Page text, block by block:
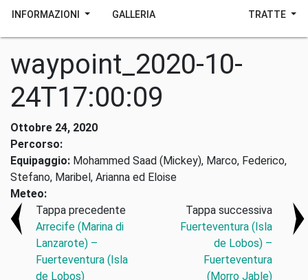
INFORMAZIONI GALLERIA TRATTE
waypoint_2020-10-
24T17:00:09
Ottobre 24, 2020
Percorso:
Equipaggio: Mohammed Saad (Mickey), Marco, Federico,
Stefano, Maribel, Arianna ed Eloise
Meteo:
Tappa precedente
Arrecife (Marina di
Lanzarote) –
Fuerteventura (Isla
de Lobos)
Tappa successiva
Fuerteventura (Isla
de Lobos) –
Fuerteventura
(Morro Jable)